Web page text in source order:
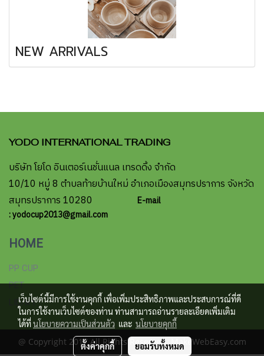
NEW ARRIVALS
YODO INTERNATIONAL TRADING
บริษัท โยโด อินเตอร์เนชั่นแนล เทรดดิ้ง จำกัด
10/10 หมู่ 8 ตำบลท้ายบ้านใหม่ อำเภอเมืองสมุทรปราการ จังหวัด
สมุทรปราการ 10280
E-mail
: yodocup2013@gmail.com
HOME
PP CUP
PET
LID/ฝา
@ Copyright 2017 All Rights Reserved. MakeWebEasy.com
เว็บไซต์นี้มีการใช้งานคุกกี้ เพื่อเพิ่มประสิทธิภาพและประสบการณ์ที่ดี
ในการใช้งานเว็บไซต์ของท่าน ท่านสามารถอ่านรายละเอียดเพิ่มเติม
ได้ที่นโยบายความเป็นส่วนตัว และ นโยบายคุกกี้
ตั้งค่าคุกกี้ ยอมรับทั้งหมด